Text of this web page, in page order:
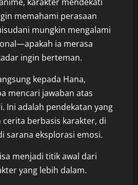
memahami perasaan
mungkin mengalami
ia merasa
ingin berteman.
kepada Hana,
mencari jawaban atas
Ini adalah pendekatan yang
berbasis karakter, di
sarana eksplorasi emosi.
menjadi titik awal dari
yang lebih dalam.